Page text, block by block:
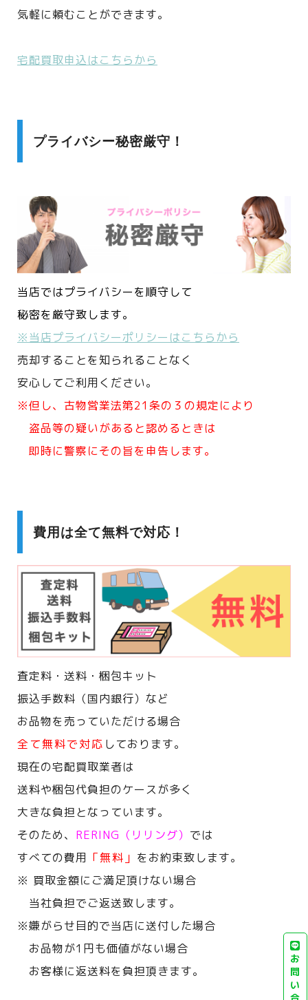
気軽に頼むことができます。
宅配買取申込はこちらから
プライバシー秘密厳守！
当店ではプライバシーを順守して
秘密を厳守致します。
※当店プライバシーポリシーはこちらから
売却することを知られることなく
安心してご利用ください。
※但し、古物営業法第21条の３の規定により
盗品等の疑いがあると認めるときは
即時に警察にその旨を申告します。
費用は全て無料で対応！
査定料・送料・梱包キット
振込手数料（国内銀行）など
お品物を売っていただける場合
全て無料で対応 しております。
現在の宅配買取業者は
送料や梱包代負担のケースが多く
大きな負担となっています。
そのため、 RERING（リリング） では
すべての費用 「無料」 をお約束致します。
※ 買取金額にご満足頂けない場合
当社負担でご返送致します。
※嫌がらせ目的で当店に送付した場合
お品物が1円も価値がない場合
お客様に返送料を負担頂きます。
お
問
い